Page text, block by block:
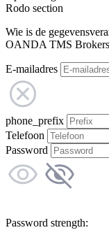
Rodo section
Wie is de
OANDA TMS Brokers
E-mailadres
phone_prefix
Telefoon
Password
Password strength: